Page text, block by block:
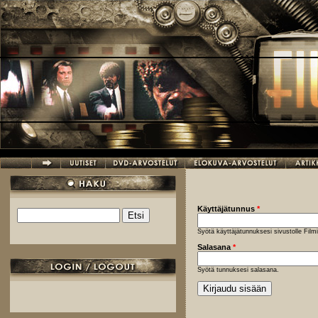
Hyppää pääsisältöön
Hakulomake
Käyttäjätunnus *
Syötä käyttäjätunnuksesi sivustolle
Salasana *
Syötä tunnuksesi salasana.